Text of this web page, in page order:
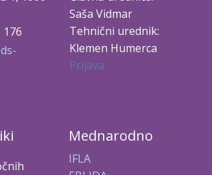
176
Saša Vidmar
Tehnični urednik:
Klemen Humerca
Prijava
Mednarodno
IFLA